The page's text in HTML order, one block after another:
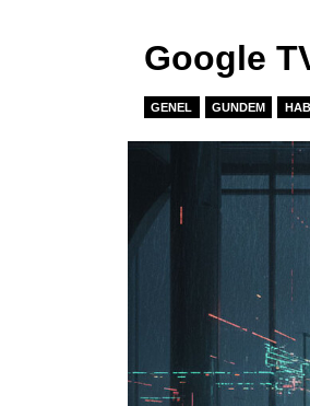
Google
GENEL GUNDEM